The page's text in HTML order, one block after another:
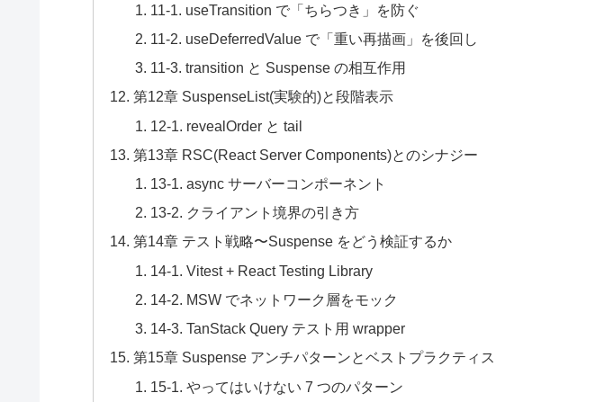
11-1. useTransition で「ちらつき」を防ぐ
11-2. useDeferredValue で「重い再描画」を後回し
11-3. transition と Suspense の相互作用
第12章 SuspenseList(実験的)と段階表示
12-1. revealOrder と tail
第13章 RSC(React Server Components)とのシナジー
13-1. async サーバーコンポーネント
13-2. クライアント境界の引き方
第14章 テスト戦略〜Suspense をどう検証するか
14-1. Vitest + React Testing Library
14-2. MSW でネットワーク層をモック
14-3. TanStack Query テスト用 wrapper
第15章 Suspense アンチパターンとベストプラクティス
15-1. やってはいけない 7 つのパターン